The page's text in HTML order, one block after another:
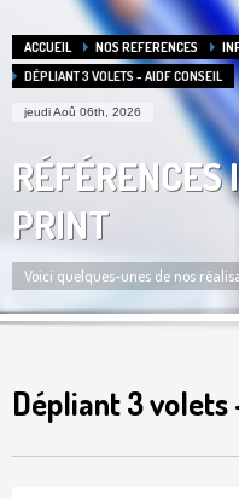
ACCUEIL NOS REFERENCES
DÉPLIANT 3 VOLETS - AIDF CONSEIL
jeudi Aoû 06th, 2026
PRINT
Voici quelques-unes de nos
Dépliant 3 volets